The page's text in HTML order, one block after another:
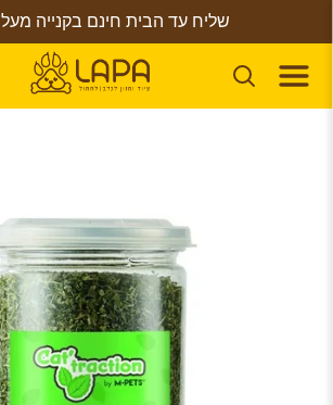
שליח עד הבית חינם בקנייה מעל 199 ₪